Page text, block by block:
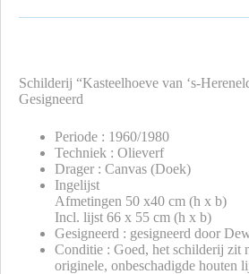
Schilderij “Kasteelhoeve van ‘s-
Gesigneerd
Periode : 1960/1980
Techniek : Olieverf
Drager : Canvas (Doek)
Ingelijst
Afmetingen 50 x40 cm (h x b)
Incl. lijst 66 x 55 cm (h x b)
Gesigneerd : gesigneerd door
Conditie : Goed, het schilderij zit
originele, onbeschadigde houten